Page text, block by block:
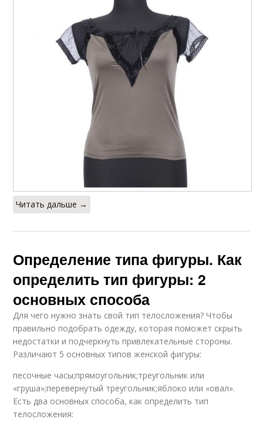
Читать дальше →
Определение типа фигуры. Как
определить тип фигуры: 2
основных способа
Для чего нужно знать свой тип телосложения? Чтобы
правильно подобрать одежду, которая поможет скрыть
недостатки и подчеркнуть привлекательные стороны.
Различают 5 основных типов женской фигуры:
песочные часы;прямоугольник;треугольник или
«груша»;перевернутый треугольник;яблоко или «овал».
Есть два основных способа, как определить тип
телосложения: